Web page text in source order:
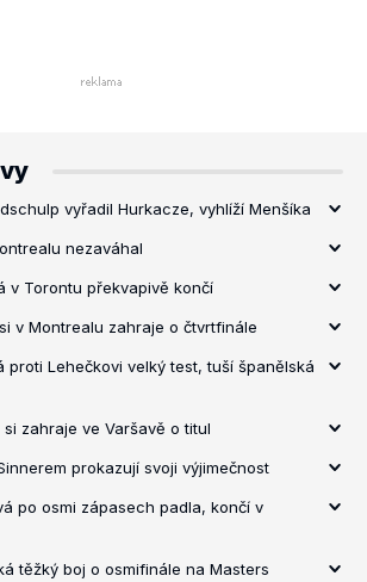
vyřadil Hurkacze, vyhlíží Menšíka
nezaváhal
v Torontu překvapivě končí
v Montrealu zahraje o čtvrtfinále
proti Lehečkovi velký test, tuší španělská
zahraje ve Varšavě o titul
prokazují svoji výjimečnost
po osmi zápasech padla, končí v
těžký boj o osmifinále na Masters